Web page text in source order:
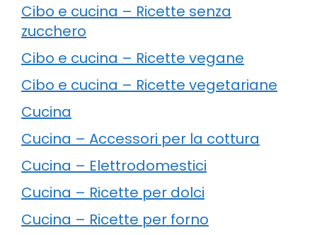
Cibo e cucina – Ricette senza
zucchero
Cibo e cucina – Ricette vegane
Cibo e cucina – Ricette vegetariane
Cucina
Cucina – Accessori per la cottura
Cucina – Elettrodomestici
Cucina – Ricette per dolci
Cucina – Ricette per forno